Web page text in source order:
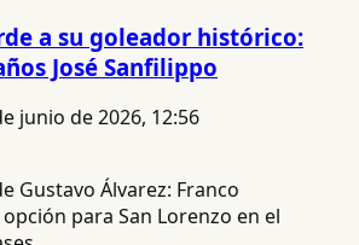
a su goleador histórico:
José Sanfilippo
junio de 2026, 12:56